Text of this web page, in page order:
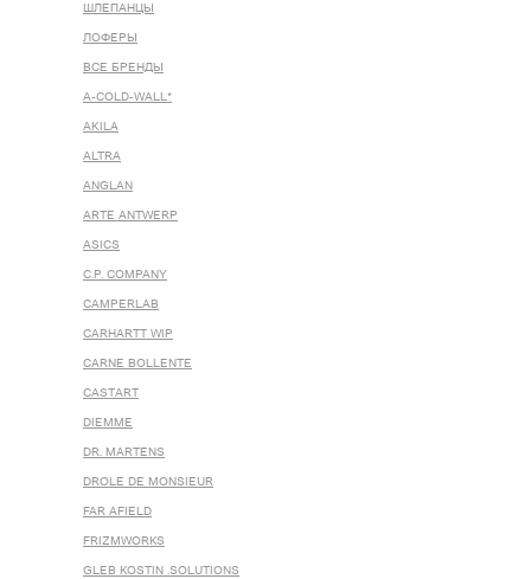
ШЛЕПАНЦЫ
ЛОФЕРЫ
ВСЕ БРЕНДЫ
A-COLD-WALL*
AKILA
ALTRA
ANGLAN
ARTE ANTWERP
ASICS
C.P. COMPANY
CAMPERLAB
CARHARTT WIP
CARNE BOLLENTE
CASTART
DIEMME
DR. MARTENS
DROLE DE MONSIEUR
FAR AFIELD
FRIZMWORKS
GLEB KOSTIN .SOLUTIONS